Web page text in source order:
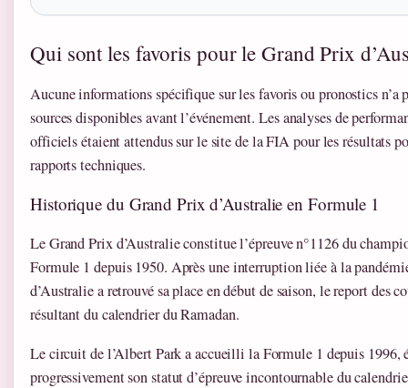
Qui sont les favoris pour le Grand Prix
Aucune informations spécifique sur les favoris ou pronostics n’a
sources disponibles avant l’événement. Les analyses de
officiels étaient attendus sur le site de la FIA pour les résultats
rapports techniques.
Historique du Grand Prix d’Australie en Formule 1
Le Grand Prix d’Australie constitue l’épreuve n°1126 du
Formule 1 depuis 1950. Après une interruption liée à la
d’Australie a retrouvé sa place en début de saison, le report des
résultant du calendrier du Ramadan.
Le circuit de l’Albert Park a accueilli la Formule 1 depuis 1996,
progressivement son statut d’épreuve incontournable du